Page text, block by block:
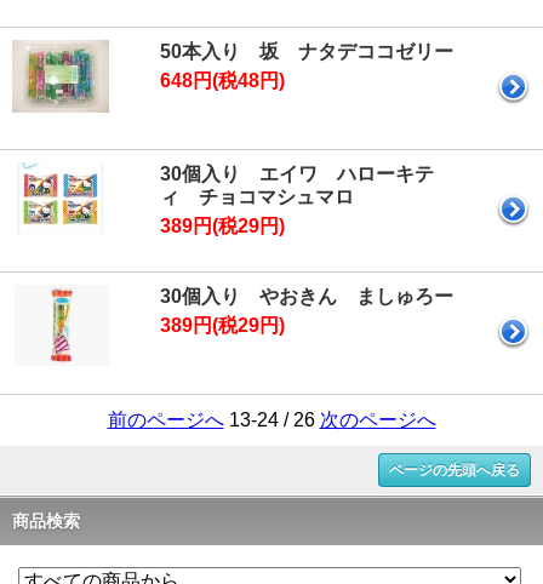
50本入り 坂 ナタデココゼリー
648円(税48円)
30個入り エイワ ハローキテ
ィ チョコマシュマロ
389円(税29円)
30個入り やおきん ましゅろー
389円(税29円)
前のページへ13-24 / 26 次のページへ
ページの先頭へ戻る
商品検索